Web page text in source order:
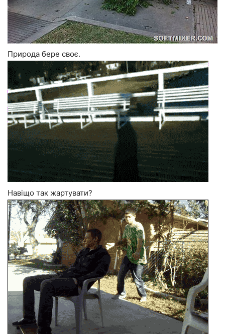
Природа бере своє.
Навіщо так жартувати?